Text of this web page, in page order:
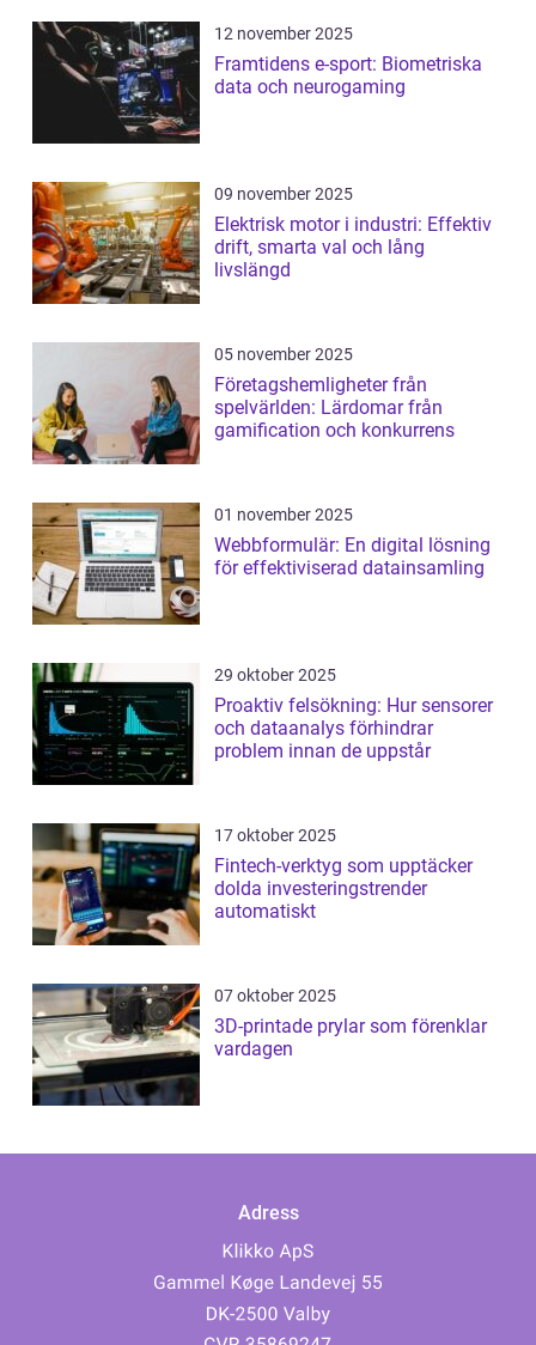
12 november 2025
Framtidens e-sport: Biometriska
data och neurogaming
09 november 2025
Elektrisk motor i industri: Effektiv
drift, smarta val och lång
livslängd
05 november 2025
Företagshemligheter från
spelvärlden: Lärdomar från
gamification och konkurrens
01 november 2025
Webbformulär: En digital lösning
för effektiviserad datainsamling
29 oktober 2025
Proaktiv felsökning: Hur sensorer
och dataanalys förhindrar
problem innan de uppstår
17 oktober 2025
Fintech-verktyg som upptäcker
dolda investeringstrender
automatiskt
07 oktober 2025
3D-printade prylar som förenklar
vardagen
Adress